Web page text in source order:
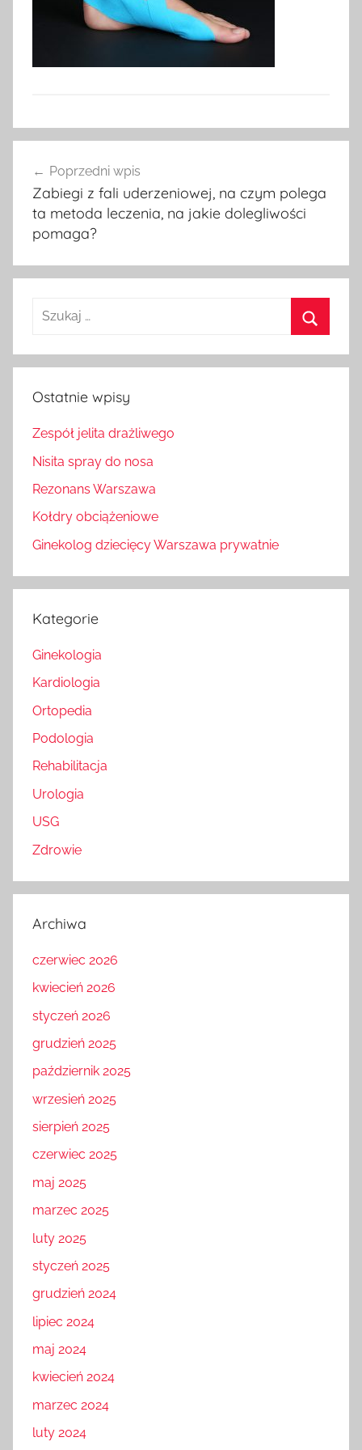
wpisu
Poprzedni wpis
Zabiegi z fali uderzeniowej, na czym polega
ta metoda leczenia, na jakie dolegliwości
pomaga?
Szukaj:
Ostatnie wpisy
Zespół jelita drażliwego
Nisita spray do nosa
Rezonans Warszawa
Kołdry obciążeniowe
Ginekolog dziecięcy Warszawa prywatnie
Kategorie
Ginekologia
Kardiologia
Ortopedia
Podologia
Rehabilitacja
Urologia
USG
Zdrowie
Archiwa
czerwiec 2026
kwiecień 2026
styczeń 2026
grudzień 2025
październik 2025
wrzesień 2025
sierpień 2025
czerwiec 2025
maj 2025
marzec 2025
luty 2025
styczeń 2025
grudzień 2024
lipiec 2024
maj 2024
kwiecień 2024
marzec 2024
luty 2024